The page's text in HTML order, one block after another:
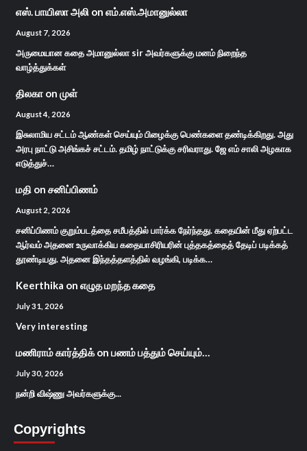
எஸ். பாயிஸா அலி on எம்.எஸ்.அமானுல்லா
August 7, 2026
அருமையான கதை அமானுல்லா sir அவர்களுக்கு மனம் நிறைந்த
வாழ்த்துக்கள்
திலகா on முள்
August 4, 2026
இசுலாமிய சட்டம் ஆண்கள் செய்யும் பிழைக்கு பெண்களை தண்டிக்கிறது. அது
அரபு நாட்டு அசிங்கச் சட்டம். தமிழ் நாட்டுக்கு சரிவராது. ஜே எம் சாலி அழகாக
எடுத்துச்…
மதி on சனிப்பிணம்
August 2, 2026
சனிப்பிணம் குறும்படத்தை சமீபத்தில் பார்க்க நேர்ந்தது. கதையின் மீது ஏற்பட்ட
ஆர்வம் அதனை உருவாக்கிய கதையாசிரியரின் புத்தகத்தைத் தேடிப் படிக்கத்
தூண்டியது. அதனை இந்தத்தளத்தில் வழங்கி, படிக்க…
Keerthika on எழுத மறந்த கதை
July 31, 2026
Very interesting
மணிராம் கார்த்திக்on பணம் பத்தும் செய்யும்…
July 30, 2026
நன்றி விஷ்ணு அவர்களுக்கு...
Copyrights